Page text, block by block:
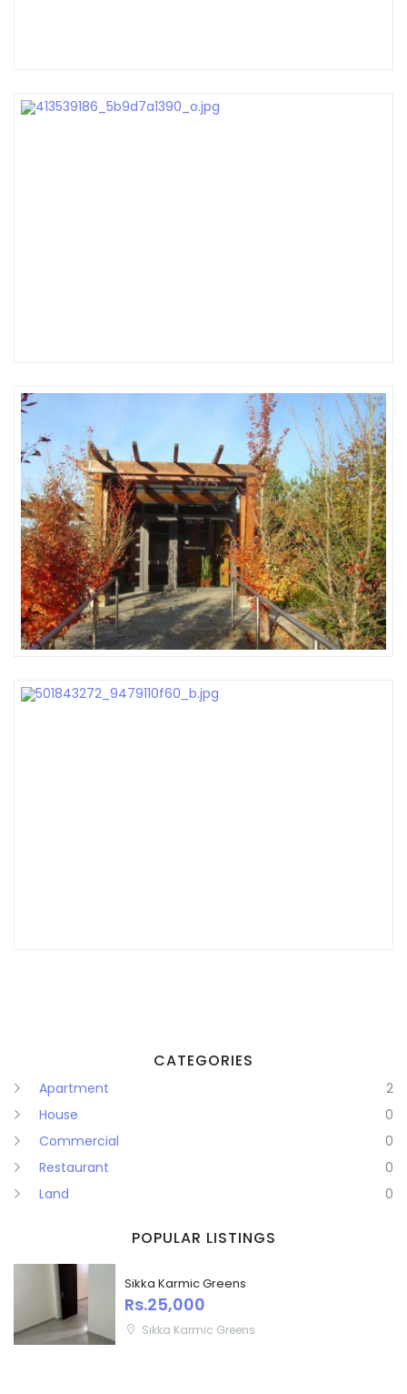
CATEGORIES
Apartment
2
House
0
Commercial
0
Restaurant
0
Land
0
POPULAR LISTINGS
Sikka Karmic Greens
Rs.25,000
Sikka Karmic Greens